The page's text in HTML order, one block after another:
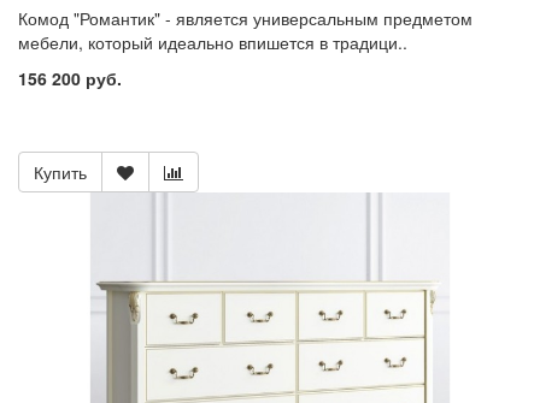
Комод "Романтик" - является универсальным предметом
мебели, который идеально впишется в традици..
156 200 руб.
Купить